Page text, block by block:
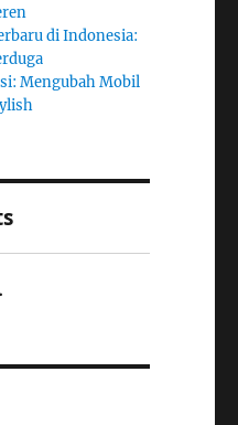
di Indonesia:
Mengubah Mobil